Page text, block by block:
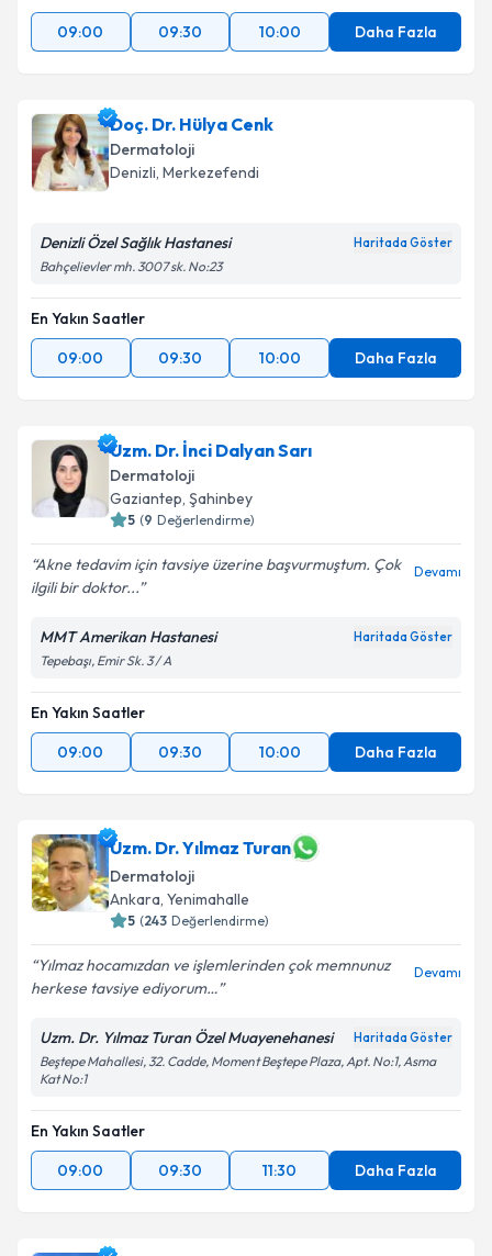
09:00
09:30 10:00 Daha Fazla
Doç. Dr. Hülya Cenk
Dermatoloji
Denizli, Merkezefendi
Denizli Özel Sağlık Hastanesi Haritada Göster
Bahçelievler mh. 3007 sk. No:23
En Yakın Saatler
09:00
09:30 10:00 Daha Fazla
Uzm. Dr. İnci Dalyan Sarı
Dermatoloji
Gaziantep, Şahinbey
5 (9 Değerlendirme)
Akne tedavim için tavsiye üzerine başvurmuştum. Çok
ilgili bir doktor...
Devamı
MMT Amerikan Hastanesi Haritada Göster
Tepebaşı, Emir Sk. 3 / A
En Yakın Saatler
09:00
09:30 10:00 Daha Fazla
Uzm. Dr. Yılmaz Turan
Dermatoloji
Ankara, Yenimahalle
5 (243 Değerlendirme)
Yılmaz hocamızdan ve işlemlerinden çok memnunuz
herkese tavsiye ediyorum…
Devamı
Uzm. Dr. Yılmaz Turan Özel Muayenehanesi Haritada Göster
Beştepe Mahallesi, 32. Cadde, Moment Beştepe Plaza, Apt. No:1, Asma
Kat No:1
En Yakın Saatler
09:00
09:30 11:30 Daha Fazla